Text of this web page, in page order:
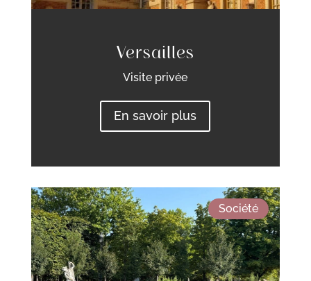
Versailles
Visite privée
En savoir plus
Société